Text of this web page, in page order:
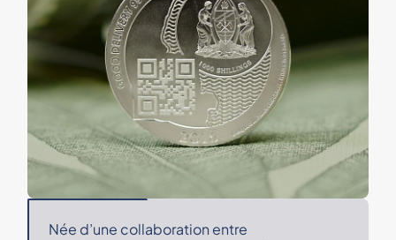
Née d’une collaboration entre